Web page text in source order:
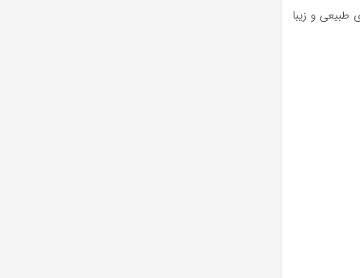
طبیعی و زیبا